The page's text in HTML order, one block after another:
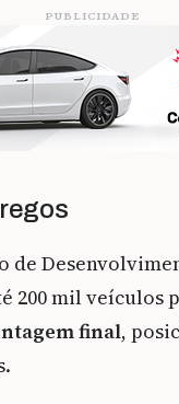
PUBLICIDADE
de
mil veículos
final,